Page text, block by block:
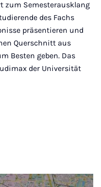
zum Semesterausklang
des Fachs
präsentieren und
Querschnitt aus
Besten geben. Das
der Universität